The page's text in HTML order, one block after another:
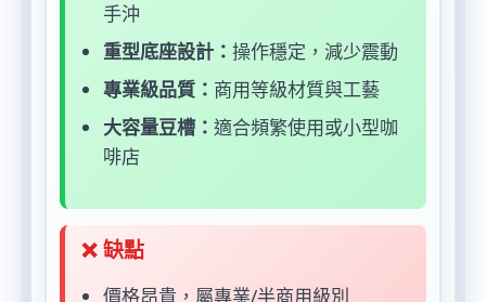
手沖
重型底座設計： 操作穩定，減少震動
專業級品質： 商用等級材質與工藝
大容量豆槽： 適合頻繁使用或小型咖
啡店
❌ 缺點
價格昂貴，屬專業/半商用級別